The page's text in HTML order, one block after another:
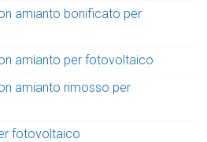
amianto bonificato per
amianto per fotovoltaico
amianto rimosso per
fotovoltaico